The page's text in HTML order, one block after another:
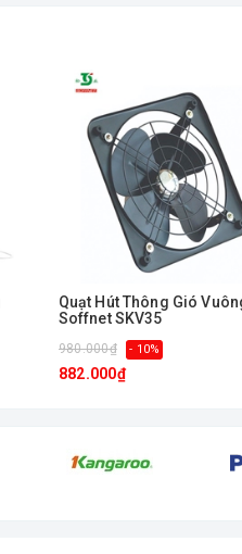
châm tiến về phía
Quạt Hút Thông Gió
Soffnet SKV35
980.000₫ - 10%
882.000₫